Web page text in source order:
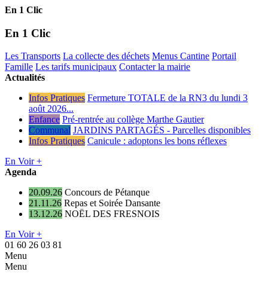
En 1 Clic
En 1 Clic
Les Transports La collecte des déchets Menus Cantine Portail
Famille Les tarifs municipaux Contacter la mairie
Actualités
Infos Pratiques Fermeture TOTALE de la RN3 du lundi 3
août 2026...
Enfance Pré-rentrée au collège Marthe Gautier
Communal JARDINS PARTAGÉS - Parcelles disponibles
Infos Pratiques Canicule : adoptons les bons réflexes
En Voir +
Agenda
20.09.26 Concours de Pétanque
21.11.26 Repas et Soirée Dansante
13.12.26 NOËL DES FRESNOIS
En Voir +
01 60 26 03 81
Menu
Menu